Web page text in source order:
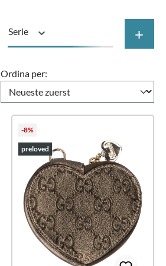
Serie +
Ordina per:
-8%
preloved